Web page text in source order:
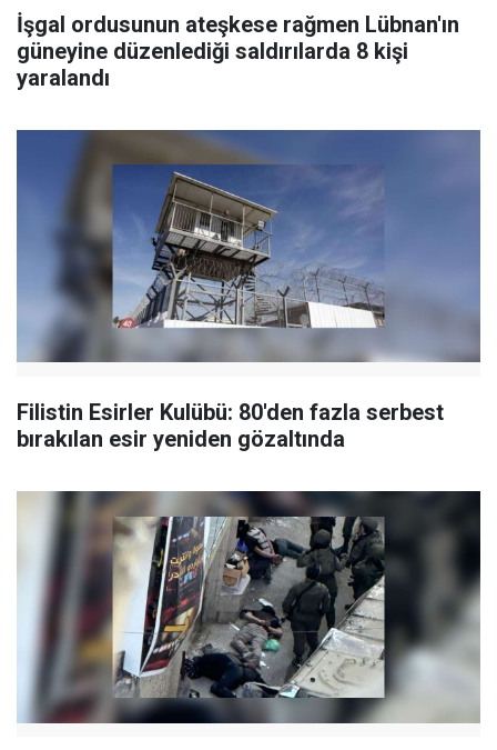
İşgal ordusunun ateşkese rağmen Lübnan'ın
güneyine düzenlediği saldırılarda 8 kişi
yaralandı
Filistin Esirler Kulübü: 80'den fazla serbest
bırakılan esir yeniden gözaltında